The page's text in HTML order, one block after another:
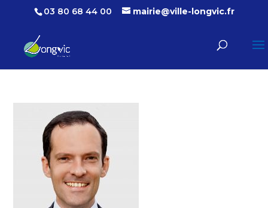
03 80 68 44 00 mairie@ville-longvic.fr